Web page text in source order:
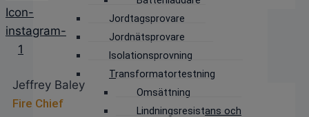
Jordtagsprovare
Jordnätsprovare
Isolationsprovning
Transformatortestning
Omsättning
Lindningsresistans och
Icon-
instagram-
1
Jeffrey Baley
Fire Chief